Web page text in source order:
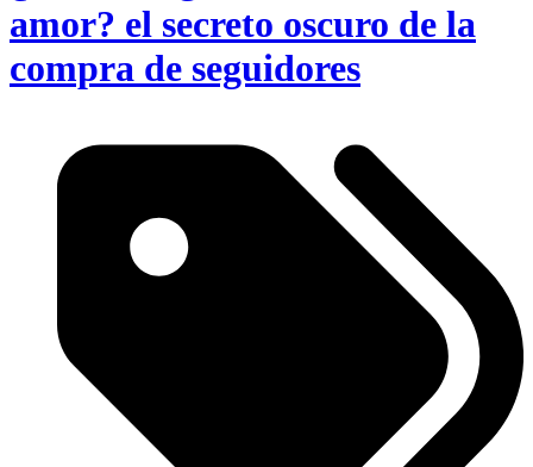
amor? el secreto oscuro de la
compra de seguidores